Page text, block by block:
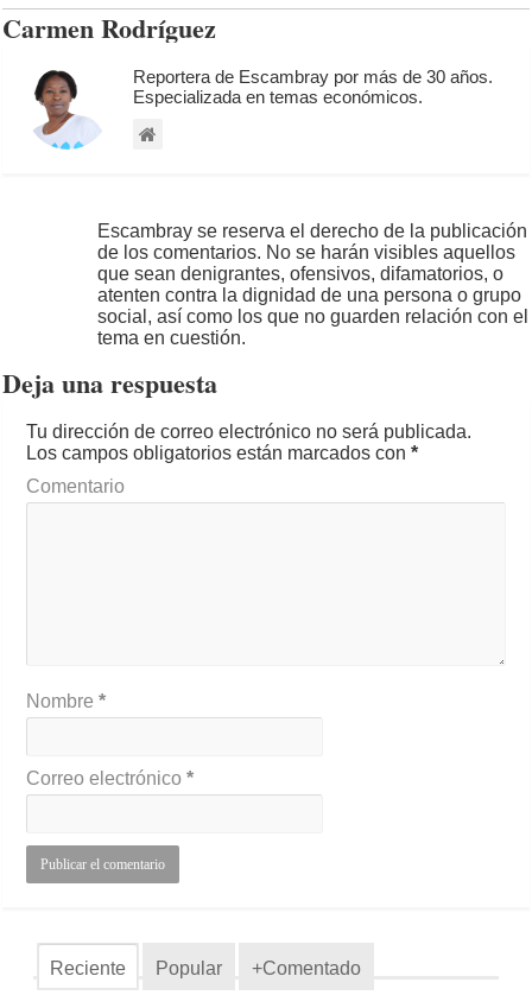
Carmen Rodríguez
Reportera de Escambray por más de 30 años.
Especializada en temas económicos.
Escambray se reserva el derecho de la publicación
de los comentarios. No se harán visibles aquellos
que sean denigrantes, ofensivos, difamatorios, o
atenten contra la dignidad de una persona o grupo
social, así como los que no guarden relación con el
tema en cuestión.
Deja una respuesta
Tu dirección de correo electrónico no será publicada.
Los campos obligatorios están marcados con*
Comentario
Nombre*
Correo electrónico*
Reciente Popular +Comentado